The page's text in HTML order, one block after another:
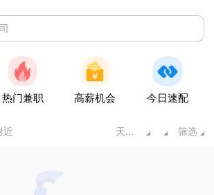
热门兼职 高薪机会 今日速配
近 天水甘肃 筛选